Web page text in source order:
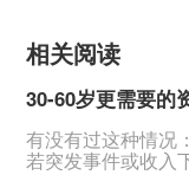
相关阅读
有没有过这种情况
若突发事件或收入